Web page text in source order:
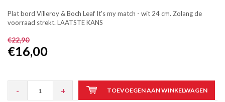
Plat bord Villeroy & Boch Leaf It's my match - wit 24 cm. Zolang de
voorraad strekt. LAATSTE KANS
€22,90
€16,00
- + TOEVOEGEN AAN WINKELWAGEN